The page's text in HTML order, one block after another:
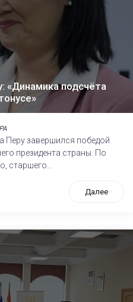
«Динамика подсчёта
Перу завершился победой
президента страны. По
старшего...
Далее